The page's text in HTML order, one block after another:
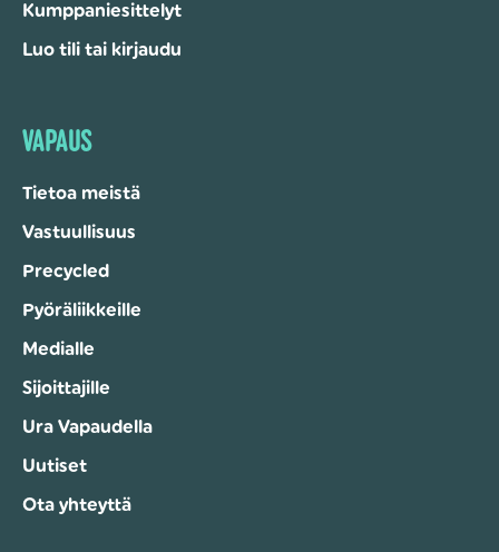
Kumppaniesittelyt
Luo tili tai kirjaudu
VAPAUS
Tietoa meistä
Vastuullisuus
Precycled
Pyöräliikkeille
Medialle
Sijoittajille
Ura Vapaudella
Uutiset
Ota yhteyttä